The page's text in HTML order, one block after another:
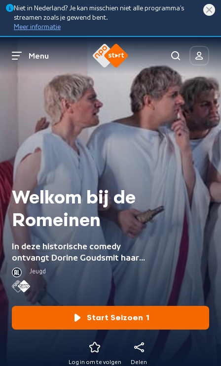
Niet in Nederland? Je kan misschien niet alle programma’s
streamen zoals je gewend bent.
Meer informatie
Menu
Welkom bij de
Romeinen
In deze historische comedy
ontvangt Dorine Goudsmit haar
Romeinse gasten die al eeuwen
dood zijn.
Jeugd
Start Seizoen 1
Log in om te volgen Delen